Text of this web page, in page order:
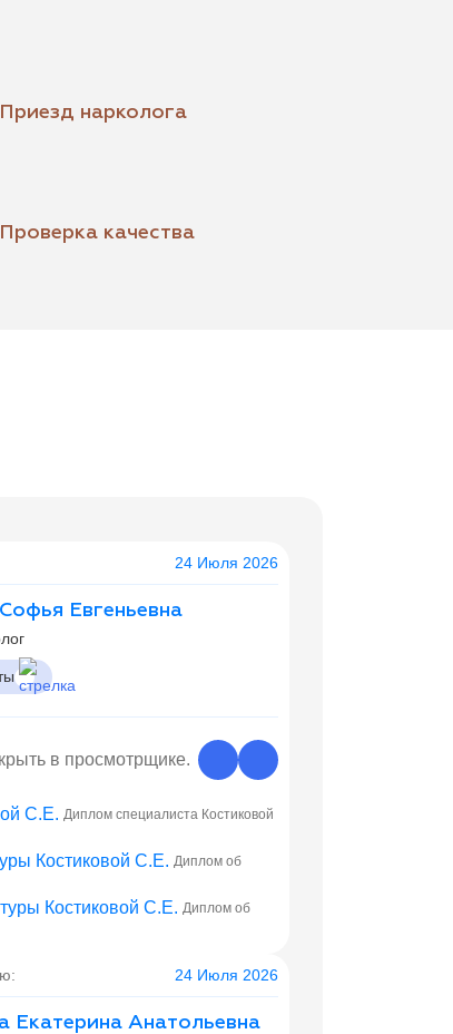
Приезд нарколога
Проверка качества
24 Июля 2026
Евгеньевна
в просмотрщике.
Диплом специалиста Костиковой
Диплом об
Диплом об
24 Июля 2026
Екатерина Анатольевна